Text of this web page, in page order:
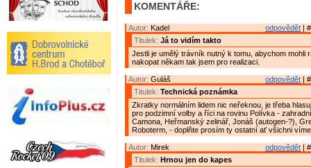
KOMENTÁŘE:
odpovědět |
Autor: Kadel
Titulek: Já to vidím takto
Jestli je umělý trávník nutný k tomu, abychom mohli
nakopat někam tak jsem pro realizaci.
odpovědět |
Autor: Guláš
Titulek: Technická poznámka
Zkratky normálním lidem nic neřeknou, je třeba
pro podzimní volby a říci na rovinu Polívka -
Camona, Heřmanský zelinář, Jonáš (autogen-?),
Roboterm, - doplňte prosím ty ostatní ať všichni
odpovědět |
Autor: Mirek
Titulek: Hrnou jen do kapes